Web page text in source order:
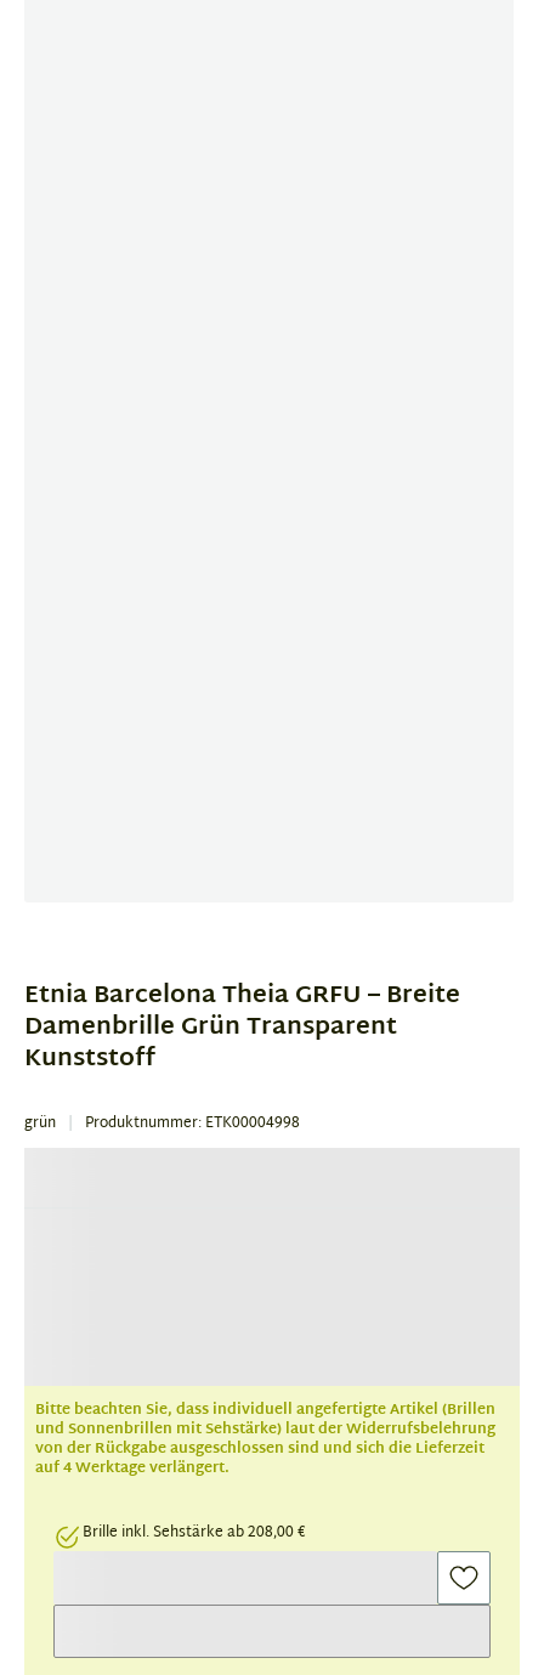
3
Etnia Barcelona Theia GRFU – Breite
Damenbrille Grün Transparent
Kunststoff
grün Produktnummer: ETK00004998
Bitte beachten Sie, dass individuell angefertigte Artikel (Brillen
und Sonnenbrillen mit Sehstärke) laut der Widerrufsbelehrung
von der Rückgabe ausgeschlossen sind und sich die Lieferzeit
auf 4 Werktage verlängert.
Brille inkl. Sehstärke ab 208,00 €